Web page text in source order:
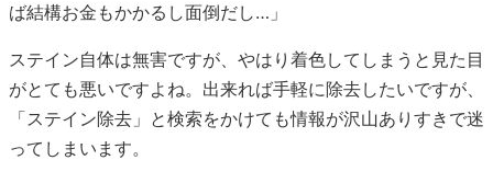
ば結構お金もかかるし面倒だし…」
ステイン自体は無害ですが、やはり着色してしまうと見た目
がとても悪いですよね。出来れば手軽に除去したいですが、
「ステイン除去」と検索をかけても情報が沢山ありすきで迷
ってしまいます。